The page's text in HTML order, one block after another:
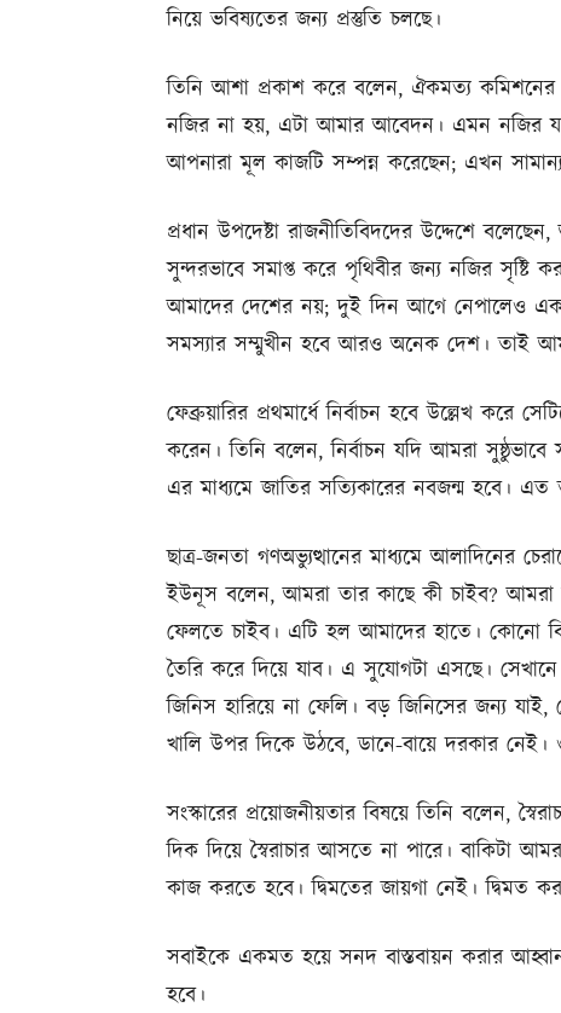
নিয়ে ভবিষ্যতের জন্য প্রস্তুতি চলছে।
তিনি আশা প্রকাশ করে বলেন, ঐকমত্য কমিশনের
নজির না হয়, এটা আমার আবেদন। এমন নজির যা
আপনারা মূল কাজটি সম্পন্ন করেছেন; এখন
প্রধান উপদেষ্টা রাজনীতিবিদদের উদ্দেশে
সুন্দরভাবে সমাপ্ত করে পৃথিবীর জন্য নজির সৃষ্টি
আমাদের দেশের নয়; দুই দিন আগে নেপালেও
সমস্যার সম্মুখীন হবে আরও অনেক দেশ। তাই
ফেব্রুয়ারির প্রথমার্ধে নির্বাচন হবে উল্লেখ করে
করেন। তিনি বলেন, নির্বাচন যদি আমরা
এর মাধ্যমে জাতির সত্যিকারের নবজন্ম হবে।
ছাত্র-জনতা গণঅভ্যুত্থানের মাধ্যমে আলাদিনের
ইউনূস বলেন, আমরা তার কাছে কী চাইব? আমরা
ফেলতে চাইব। এটি হল আমাদের হাতে। কোনো
তৈরি করে দিয়ে যাব। এ সুযোগটা এসছে।
জিনিস হারিয়ে না ফেলি। বড় জিনিসের জন্য
খালি উপর দিকে উঠবে, ডানে-বায়ে দরকার
সংস্কারের প্রয়োজনীয়তার বিষয়ে তিনি বলেন,
দিক দিয়ে স্বৈরাচার আসতে না পারে। বাকিটা
কাজ করতে হবে। দ্বিমতের জায়গা নেই। দ্বিমত
সবাইকে একমত হয়ে সনদ বাস্তবায়ন করার আহ্বান
হবে।